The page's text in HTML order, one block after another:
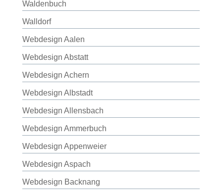
Waldenbuch
Walldorf
Webdesign Aalen
Webdesign Abstatt
Webdesign Achern
Webdesign Albstadt
Webdesign Allensbach
Webdesign Ammerbuch
Webdesign Appenweier
Webdesign Aspach
Webdesign Backnang